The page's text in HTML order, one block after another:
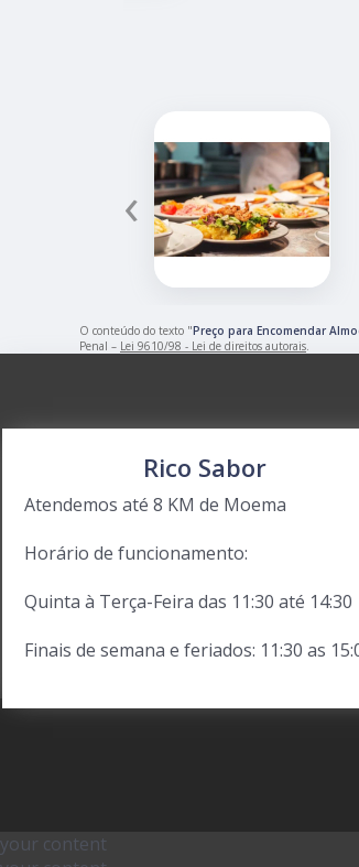
‹
O conteúdo do texto "Preço para Encomendar
Penal – Lei 9610/98 - Lei de direitos autorais.
your content
Rico Sabor
Atendemos até 8 KM de Moema
Horário de funcionamento:
Quinta à Terça-Feira das 11:30 até 14:30
Finais de semana e feriados: 11:30 as